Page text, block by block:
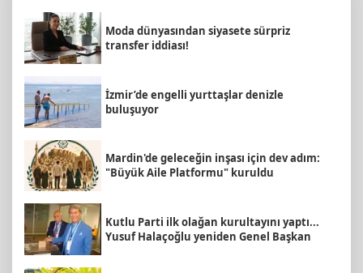
Moda dünyasından siyasete sürpriz
transfer iddiası!
İzmir’de engelli yurttaşlar denizle
buluşuyor
Mardin'de geleceğin inşası için dev adım:
"Büyük Aile Platformu" kuruldu
Kutlu Parti ilk olağan kurultayını yaptı...
Yusuf Halaçoğlu yeniden Genel Başkan